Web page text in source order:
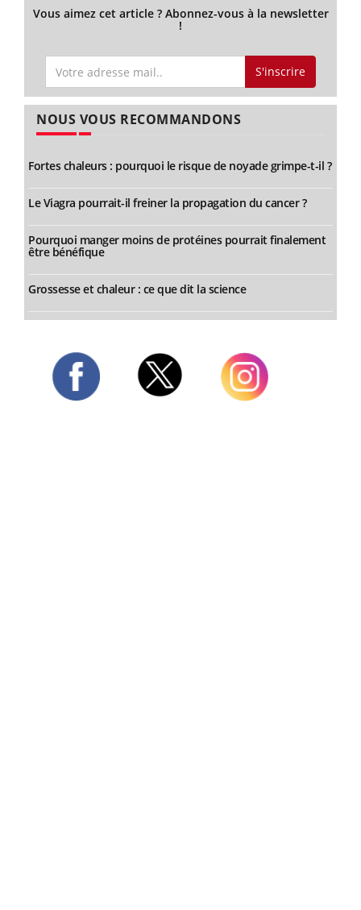
Vous aimez cet article ? Abonnez-vous à la newsletter
!
S'inscrire
NOUS VOUS RECOMMANDONS
Fortes chaleurs : pourquoi le risque de noyade grimpe-t-il ?
Le Viagra pourrait-il freiner la propagation du cancer ?
Pourquoi manger moins de protéines pourrait finalement
être bénéfique
Grossesse et chaleur : ce que dit la science